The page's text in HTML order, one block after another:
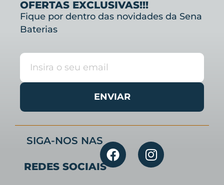
OFERTAS EXCLUSIVAS!!!
Fique por dentro das novidades da Sena
Baterias
ENVIAR
SIGA-NOS NAS
REDES SOCIAIS